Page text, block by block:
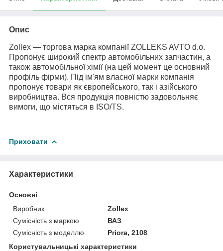
Опис
Zollex — торгова марка компанії ZOLLEKS AVTO d.o.
Пропонує широкий спектр автомобільних запчастин, а
також автомобільної хімії (на цей момент це основний
профіль фірми). Під ім'ям власної марки компанія
пропонує товари як європейського, так і азійського
виробництва. Вся продукція повністю задовольняє
вимоги, що містяться в ISO/TS.
Приховати
Характеристики
Основні
Виробник
Zollex
Сумісність з маркою
ВАЗ
Сумісність з моделлю
Priora, 2108
Користувальницькі характеристики